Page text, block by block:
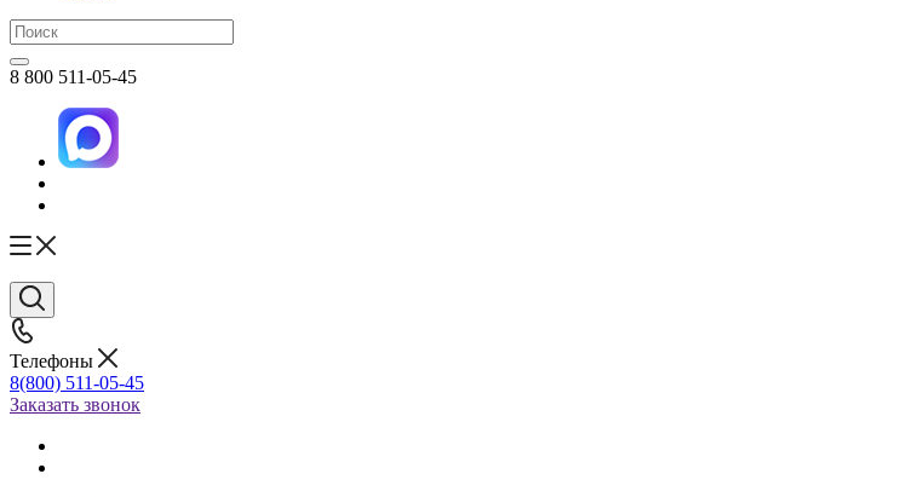
8 800 511-05-45
Телефоны
8(800) 511-05-45
Заказать звонок